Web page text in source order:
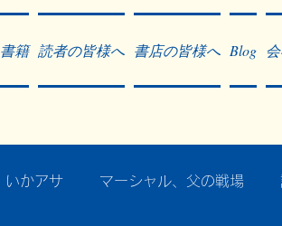
書籍 読者の皆様へ 書店の皆様へ Blog
いかアサ マーシャル、父の戦場